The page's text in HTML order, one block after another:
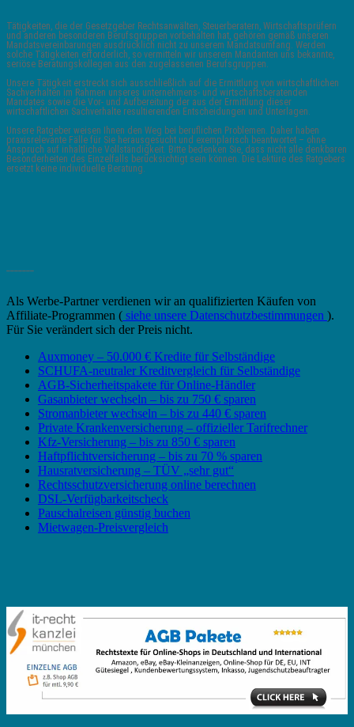
Tätigkeiten, die der Gesetzgeber Rechtsanwälten, Steuerberatern, Wirtschaftsprüfern
und anderen besonderen Berufsgruppen vorbehalten hat, gehören gemäß unseren
Mandatsvereinbarungen ausdrücklich nicht zu unserem Mandatsumfang. Werden
solche Tätigkeiten erforderlich, so vermitteln wir unserem Mandanten uns bekannte,
seriöse Beratungskollegen aus den zugelassenen Berufsgruppen.
Unsere Tätigkeit erstreckt sich ausschließlich auf die Ermittlung von wirtschaftlichen
Sachverhalten im Rahmen unseres unternehmens- und wirtschaftsberatenden
Mandates sowie die Vor- und Aufbereitung der aus der Ermittlung dieser
wirtschaftlichen Sachverhalte resultierenden Entscheidungen und Unterlagen.
Unsere Ratgeber weisen Ihnen den Weg bei beruflichen Problemen. Daher haben
praxisrelevante Fälle für Sie herausgesucht und exemplarisch beantwortet – ohne
Anspruch auf inhaltliche Vollständigkeit. Bitte bedenken Sie, dass nicht alle denkbaren
Besonderheiten des Einzelfalls berücksichtigt sein können. Die Lektüre des Ratgebers
ersetzt keine individuelle Beratung.
Als Werbe-Partner verdienen wir an qualifizierten Käufen von
Affiliate-Programmen ( siehe unsere Datenschutzbestimmungen ).
Für Sie verändert sich der Preis nicht.
Auxmoney – 50.000 € Kredite für Selbständige
SCHUFA-neutraler Kreditvergleich für Selbständige
AGB-Sicherheitspakete für Online-Händler
Gasanbieter wechseln – bis zu 750 € sparen
Stromanbieter wechseln – bis zu 440 € sparen
Private Krankenversicherung – offizieller Tarifrechner
Kfz-Versicherung – bis zu 850 € sparen
Haftpflichtversicherung – bis zu 70 % sparen
Hausratversicherung – TÜV „sehr gut“
Rechtsschutzversicherung online berechnen
DSL-Verfügbarkeitscheck
Pauschalreisen günstig buchen
Mietwagen-Preisvergleich